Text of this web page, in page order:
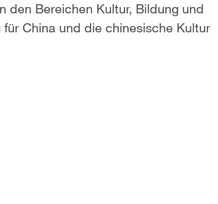
den Bereichen Kultur, Bildung und
China und die chinesische Kultur